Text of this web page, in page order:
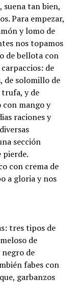
suena tan bien,
Para empezar,
y lomo de
nos topamos
de bellota con
de
de solomillo de
y de
con mango y
raciones y
sección
pierde.
con crema de
a gloria y nos
tres tipos de
de
de
fabes con
garbanzos